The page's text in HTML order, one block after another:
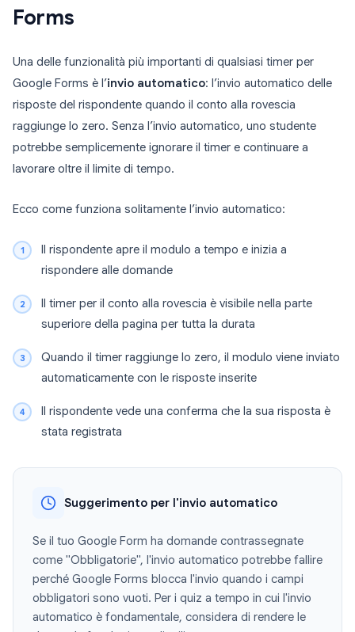
Forms
Una delle funzionalità più importanti di qualsiasi timer per
Google Forms è l’invio automatico: l’invio automatico delle
risposte del rispondente quando il conto alla rovescia
raggiunge lo zero. Senza l’invio automatico, uno studente
potrebbe semplicemente ignorare il timer e continuare a
lavorare oltre il limite di tempo.
Ecco come funziona solitamente l’invio automatico:
Il rispondente apre il modulo a tempo e inizia a
rispondere alle domande
Il timer per il conto alla rovescia è visibile nella parte
superiore della pagina per tutta la durata
Quando il timer raggiunge lo zero, il modulo viene inviato
automaticamente con le risposte inserite
Il rispondente vede una conferma che la sua risposta è
stata registrata
Suggerimento per l'invio automatico
Se il tuo Google Form ha domande contrassegnate
come "Obbligatorie", l'invio automatico potrebbe fallire
perché Google Forms blocca l'invio quando i campi
obbligatori sono vuoti. Per i quiz a tempo in cui l'invio
automatico è fondamentale, considera di rendere le